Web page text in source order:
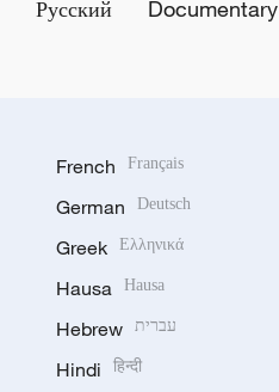
Русский Documentary
French Français
German Deutsch
Greek Ελληνικά
Hausa Hausa
Hebrew עברית
Hindi हिन्दी